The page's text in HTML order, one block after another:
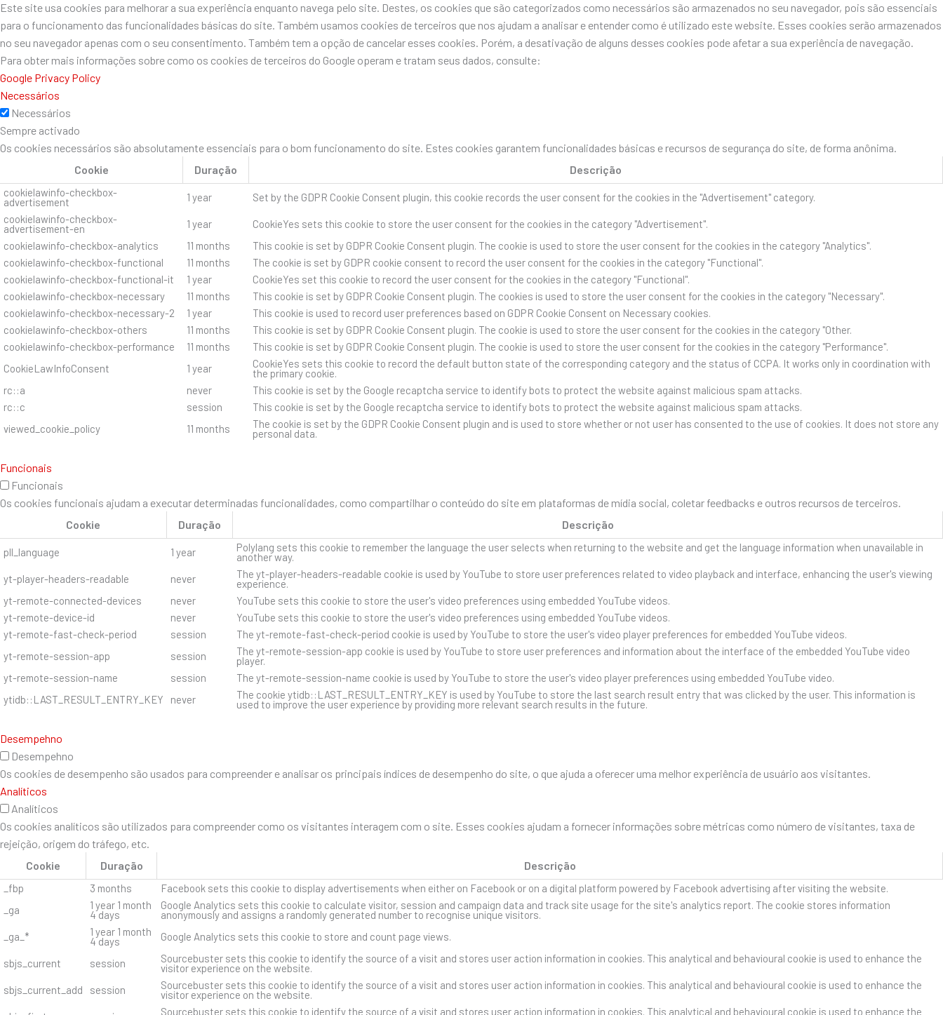
Este site usa cookies para melhorar a sua experiência enquanto navega pelo site. Destes, os cookies que são categorizados como necessários são armazenados no seu navegador, pois são essenciais
para o funcionamento das funcionalidades básicas do site. Também usamos cookies de terceiros que nos ajudam a analisar e entender como é utilizado este website. Esses cookies serão armazenados
no seu navegador apenas com o seu consentimento. Também tem a opção de cancelar esses cookies. Porém, a desativação de alguns desses cookies pode afetar a sua experiência de navegação.
Para obter mais informações sobre como os cookies de terceiros do Google operam e tratam seus dados, consulte:
Google Privacy Policy
Necessários
Necessários
Sempre activado
Os cookies necessários são absolutamente essenciais para o bom funcionamento do site. Estes cookies garantem funcionalidades básicas e recursos de segurança do site, de forma anônima.
Cookie
Duração Descrição
cookielawinfo-checkbox-
advertisement 1 year
Set by the GDPR Cookie Consent plugin, this cookie records the user consent for the cookies in the "Advertisement" category.
cookielawinfo-checkbox-
advertisement-en 1 year
CookieYes sets this cookie to store the user consent for the cookies in the category "Advertisement".
cookielawinfo-checkbox-analytics
11 months
This cookie is set by GDPR Cookie Consent plugin. The cookie is used to store the user consent for the cookies in the category "Analytics".
cookielawinfo-checkbox-functional
11 months
The cookie is set by GDPR cookie consent to record the user consent for the cookies in the category "Functional".
cookielawinfo-checkbox-functional-it
1 year
CookieYes set this cookie to record the user consent for the cookies in the category "Functional".
cookielawinfo-checkbox-necessary
11 months
This cookie is set by GDPR Cookie Consent plugin. The cookies is used to store the user consent for the cookies in the category "Necessary".
cookielawinfo-checkbox-necessary-2
1 year
This cookie is used to record user preferences based on GDPR Cookie Consent on Necessary cookies.
cookielawinfo-checkbox-others
11 months
This cookie is set by GDPR Cookie Consent plugin. The cookie is used to store the user consent for the cookies in the category "Other.
cookielawinfo-checkbox-performance
11 months
This cookie is set by GDPR Cookie Consent plugin. The cookie is used to store the user consent for the cookies in the category "Performance".
CookieLawInfoConsent
1 year CookieYes sets this cookie to record the default button state of the corresponding category and the status of CCPA. It works only in coordination with
the primary cookie.
rc::a
never
This cookie is set by the Google recaptcha service to identify bots to protect the website against malicious spam attacks.
rc::c
session
This cookie is set by the Google recaptcha service to identify bots to protect the website against malicious spam attacks.
viewed_cookie_policy
11 months The cookie is set by the GDPR Cookie Consent plugin and is used to store whether or not user has consented to the use of cookies. It does not store any
personal data.
Funcionais
Funcionais
Os cookies funcionais ajudam a executar determinadas funcionalidades, como compartilhar o conteúdo do site em plataformas de mídia social, coletar feedbacks e outros recursos de terceiros.
Cookie
Duração Descrição
pll_language 1 year Polylang sets this cookie to remember the language the user selects when returning to the website and get the language information when unavailable in
another way.
yt-player-headers-readable
never The yt-player-headers-readable cookie is used by YouTube to store user preferences related to video playback and interface, enhancing the user's viewing
experience.
yt-remote-connected-devices
never
YouTube sets this cookie to store the user's video preferences using embedded YouTube videos.
yt-remote-device-id
never
YouTube sets this cookie to store the user's video preferences using embedded YouTube videos.
yt-remote-fast-check-period
session
The yt-remote-fast-check-period cookie is used by YouTube to store the user's video player preferences for embedded YouTube videos.
yt-remote-session-app
session The yt-remote-session-app cookie is used by YouTube to store user preferences and information about the interface of the embedded YouTube video
player.
yt-remote-session-name
session
The yt-remote-session-name cookie is used by YouTube to store the user's video player preferences using embedded YouTube video.
ytidb::LAST_RESULT_ENTRY_KEY
never The cookie ytidb::LAST_RESULT_ENTRY_KEY is used by YouTube to store the last search result entry that was clicked by the user. This information is
used to improve the user experience by providing more relevant search results in the future.
Desempehno
Desempehno
Os cookies de desempenho são usados ​​para compreender e analisar os principais índices de desempenho do site, o que ajuda a oferecer uma melhor experiência de usuário aos visitantes.
Analíticos
Analíticos
Os cookies analíticos são utilizados para compreender como os visitantes interagem com o site. Esses cookies ajudam a fornecer informações sobre métricas como número de visitantes, taxa de
rejeição, origem do tráfego, etc.
Cookie
Duração Descrição
_fbp 3 months
Facebook sets this cookie to display advertisements when either on Facebook or on a digital platform powered by Facebook advertising after visiting the website.
_ga
1 year 1 month
4 days
Google Analytics sets this cookie to calculate visitor, session and campaign data and track site usage for the site's analytics report. The cookie stores information
anonymously and assigns a randomly generated number to recognise unique visitors.
_ga_*
1 year 1 month
4 days Google Analytics sets this cookie to store and count page views.
sbjs_current session Sourcebuster sets this cookie to identify the source of a visit and stores user action information in cookies. This analytical and behavioural cookie is used to enhance the
visitor experience on the website.
sbjs_current_add
session Sourcebuster sets this cookie to identify the source of a visit and stores user action information in cookies. This analytical and behavioural cookie is used to enhance the
visitor experience on the website.
Sourcebuster sets this cookie to identify the source of a visit and stores user action information in cookies. This analytical and behavioural cookie is used to enhance the